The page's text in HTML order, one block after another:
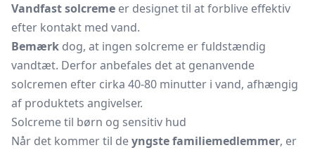
Vandfast solcreme er designet til at forblive effektiv
efter kontakt med vand.
Bemærk dog, at ingen solcreme er fuldstændig
vandtæt. Derfor anbefales det at genanvende
solcremen efter cirka 40-80 minutter i vand, afhængig
af produktets angivelser.
Solcreme til børn og sensitiv hud
Når det kommer til deyngste familiemedlemmer, er